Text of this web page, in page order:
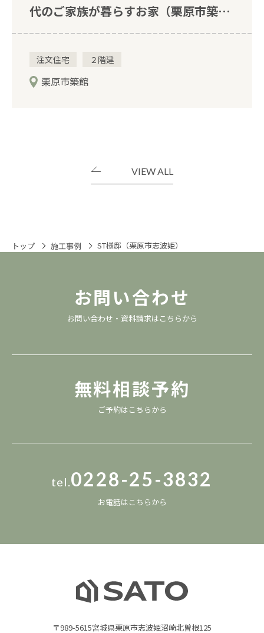
代のご家族が暮らすお家（栗原市築
館）
注文住宅 ２階建
栗原市築館
VIEW ALL
トップ 施工事例 ST様邸（栗原市志波姫）
お問い合わせ
お問い合わせ・資料請求はこちらから
無料相談予約
ご予約はこちらから
tel.0228-25-3832
お電話はこちらから
〒989-5615宮城県栗原市志波姫沼崎北曽根125